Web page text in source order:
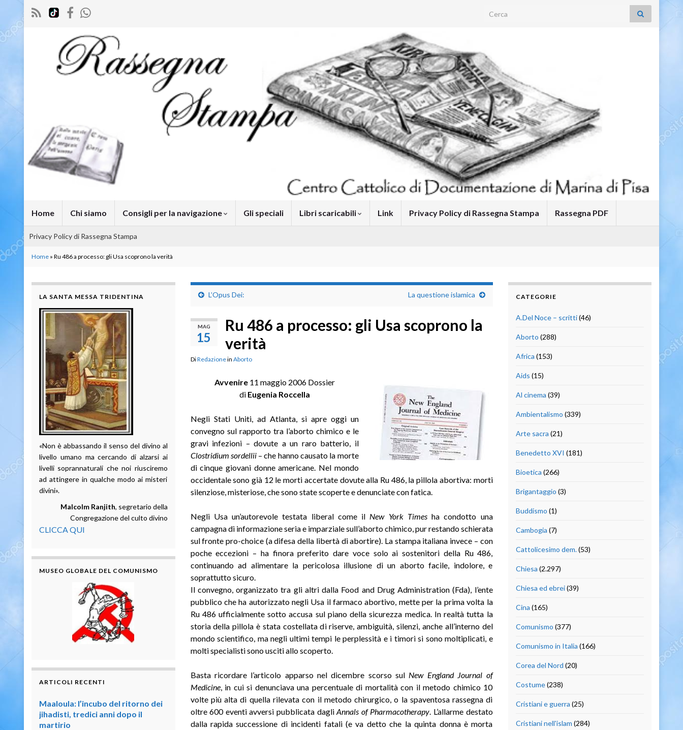
Search for:
Home Chi siamo Consigli per la navigazione Gli speciali Libri scaricabili Link Privacy Policy di Rassegna Stampa Rassegna PDF
Privacy Policy di Rassegna Stampa
Home » Ru 486 a processo: gli Usa scoprono la verità
L’Opus Dei: La questione islamica
MAG
15
Ru 486 a processo: gli Usa scoprono la
verità
DiRedazionein Aborto
Avvenire11 maggio 2006 Dossier
di Eugenia Roccella
Negli Stati Uniti, ad Atlanta, si apre oggi un
convegno sul rapporto tra l’aborto chimico e le
gravi infezioni – dovute a un raro batterio, il
Clostridium sordellii– che hanno causato la morte
di cinque giovani donne americane. Nel mondo
occidentale sono già 12 le morti accertate dovute alla Ru 486, la pillola abortiva: morti
silenziose, misteriose, che sono state scoperte e denunciate con fatica.
Negli Usa un’autorevole testata liberal come il New York Timesha condotto una
campagna di informazione seria e imparziale sull’aborto chimico, pur restando schierata
sul fronte pro-choice (a difesa della libertà di abortire). La stampa italiana invece – con
poche eccezioni – ha finora preferito dare voce solo ai sostenitori della Ru 486,
continuando ad alimentare la pericolosa illusione di un aborto facile, indolore, e
soprattutto sicuro.
Il convegno, organizzato tra gli altri dalla Food and Drug Administration (Fda), l’ente
pubblico che ha autorizzato negli Usa il farmaco abortivo, mette per la prima volta la
Ru 486 ufficialmente sotto accusa sul piano della sicurezza medica. In realtà tutta la
storia della pillola è stata costellata di riserve, ambiguità, silenzi, anche all’interno del
mondo scientifico, ma negli ultimi tempi le perplessità e i timori si sono moltiplicati, e
molti specialisti sono usciti allo scoperto.
Basta ricordare l’articolo apparso nel dicembre scorso sul New England Journal of
Medicine, in cui si denunciava una percentuale di mortalità con il metodo chimico 10
volte più alta di quella rilevata con il metodo chirurgico, o la spaventosa rassegna di
oltre 600 eventi avversi pubblicata dagliAnnals of Pharmacotherapy . L’allarme destato
dalla rapida successione di incidenti fatali (e va detto che la quinta donna è morta
LA SANTA MESSA TRIDENTINA
«Non è abbassando il senso del divino al
livello umano ma cercando di alzarsi ai
livelli soprannaturali che noi riusciremo
ad attingere in qualche modo ai misteri
divini».
Malcolm Ranjith, segretario della
Congregazione del culto divino
CLICCA QUI
MUSEO GLOBALE DEL COMUNISMO
ARTICOLI RECENTI
Maaloula: l’incubo del ritorno dei
jihadisti, tredici anni dopo il
martirio
CATEGORIE
A.Del Noce – scritti(46)
Aborto (288)
Africa (153)
Aids (15)
Al cinema (39)
Ambientalismo (339)
Arte sacra (21)
Benedetto XVI (181)
Bioetica (266)
Brigantaggio (3)
Buddismo (1)
Cambogia (7)
Cattolicesimo dem.(53)
Chiesa (2.297)
Chiesa ed ebrei(39)
Cina (165)
Comunismo (377)
Comunismo in Italia (166)
Corea del Nord (20)
Costume(238)
Cristiani e guerra (25)
Cristiani nell'islam (284)